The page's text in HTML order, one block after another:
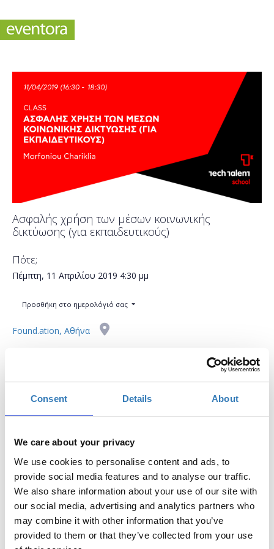
Consent Details About
We care about your privacy
We use cookies to personalise content and ads, to
provide social media features and to analyse our traffic.
We also share information about your use of our site with
our social media, advertising and analytics partners who
may combine it with other information that you’ve
provided to them or that they’ve collected from your use
Ασφαλής χρήση των μέσων κοινωνικής
δικτύωσης (για εκπαιδευτικούς)
Πότε;
Πέμπτη, 11 Απριλίου 2019 4:30 μμ
Προσθήκη στο ημερολόγιό σας
Found.ation, Αθήνα
Η περίοδος εγγραφών έχει λήξει.
Περιγραφή σεμιναρίου:
Στο παρόν σεμινάριο οι εκπαιδευτικοί θα μάθουν
τους τρόπους με τους οποίους μπορούν να
βοηθήσουν τους μαθητές τους να εξασκηθούν σε
έξυπνες συνήθειες, προκειμένου να παραμείνουν